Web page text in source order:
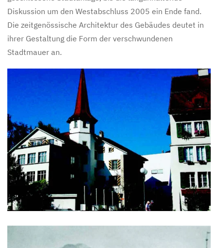
Diskussion um den Westabschluss 2005 ein Ende fand.
Die zeitgenössische Architektur des Gebäudes deutet in
ihrer Gestaltung die Form der verschwundenen
Stadtmauer an.